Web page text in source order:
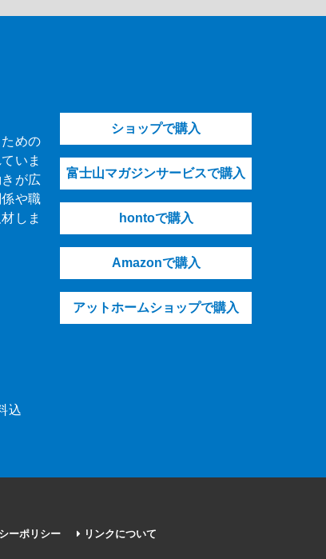
めの
いま
が広
や職
しま
込
ショップで購入
富士山マガジンサービスで購入
hontoで購入
Amazonで購入
アットホームショップで購入
ーポリシー リンクについて